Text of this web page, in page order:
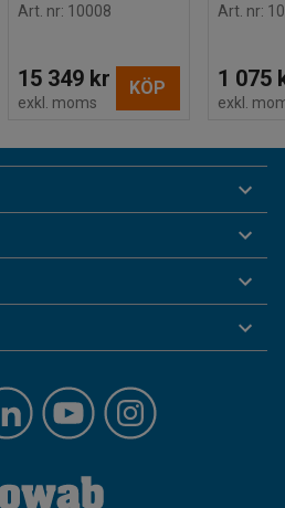
Art. nr: 10008
15 349 kr
exkl. moms
KÖP
Art. nr:
1 075
exkl.